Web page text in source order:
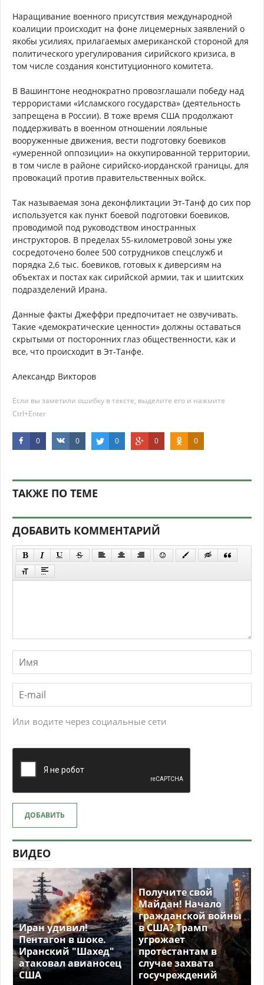
Наращивание военного присутствия международной
коалиции происходит на фоне лицемерных заявлений о
якобы усилиях, прилагаемых американской стороной для
политического урегулирования сирийского кризиса, в
том числе создания конституционного комитета.
В Вашингтоне неоднократно провозглашали победу над
террористами «Исламского государства» (деятельность
запрещена в России). В тоже время США продолжают
поддерживать в военном отношении лояльные
вооруженные движения, вести подготовку боевиков
«умеренной оппозиции» на оккупированной территории,
в том числе в районе сирийско-иорданской границы, для
провокаций против правительственных войск.
Так называемая зона деконфликтации Эт-Танф до сих пор
используется как пункт боевой подготовки боевиков,
проводимой под руководством иностранных
инструкторов. В пределах 55-километровой зоны уже
сосредоточено более 500 сотрудников спецслужб и
порядка 2,6 тыс. боевиков, готовых к диверсиям на
объектах и постах как сирийской армии, так и шиитских
подразделений Ирана.
Данные факты Джеффри предпочитает не озвучивать.
Такие «демократические ценности» должны оставаться
скрытыми от посторонних глаз общественности, как и
все, что происходит в Эт-Танфе.
Александр Викторов
Если вы заметили ошибку в тексте, выделите его и нажмите
Ctrl+Enter
0 0 0 0 0
ТАКЖЕ ПО ТЕМЕ
ДОБАВИТЬ КОММЕНТАРИЙ
Или водите через социальные сети
ДОБАВИТЬ
ВИДЕО
Иран удивил!
Пентагон в шоке.
Иранский "Шахед"
атаковал авианосец
США
Получите свой
Майдан! Начало
гражданской войны
в США? Трамп
угрожает
протестантам в
случае захвата
госучреждений